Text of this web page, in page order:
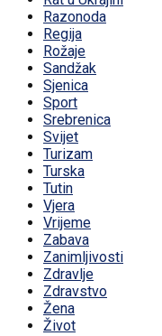
Razonoda
Regija
Rožaje
Sandžak
Sjenica
Sport
Srebrenica
Svijet
Turizam
Turska
Tutin
Vjera
Vrijeme
Zabava
Zanimljivosti
Zdravlje
Zdravstvo
Žena
Život